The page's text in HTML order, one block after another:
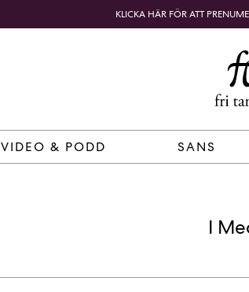
o
k
h
a
n
e
n
VIDEO & PODD SANS
KLICKA HÄR FÖR ATT
I